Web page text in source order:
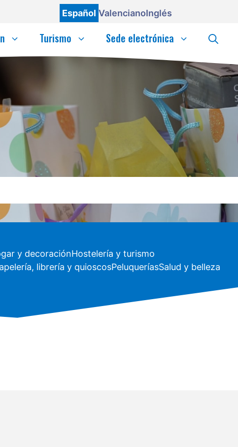
Español ValencianoInglés
Turismo Sede electrónica
y decoraciónHostelería y turismo
librería y quioscosPeluqueríasSalud y belleza